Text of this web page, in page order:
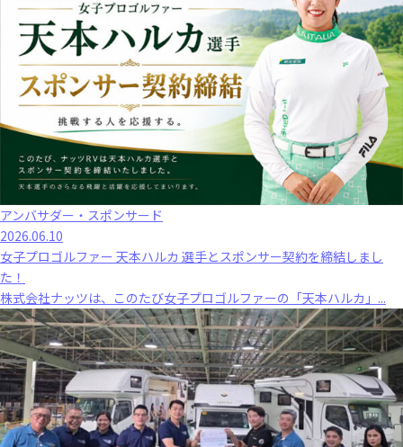
アンバサダー・スポンサード
2026.06.10
女子プロゴルファー 天本ハルカ 選手とスポンサー契約を締結しまし
た！
株式会社ナッツは、このたび女子プロゴルファーの「天本ハルカ」...